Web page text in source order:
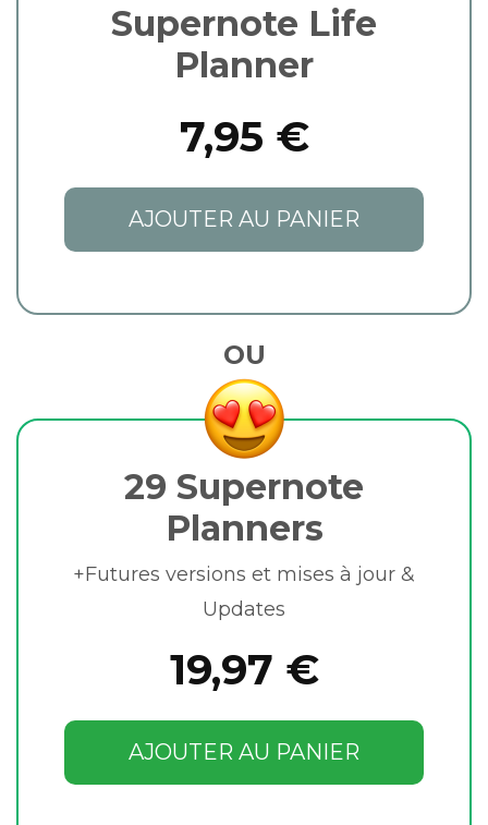
Supernote Life
Planner
7,95 €
AJOUTER AU PANIER
OU
29 Supernote
Planners
+Futures versions et mises à jour &
Updates
19,97 €
AJOUTER AU PANIER